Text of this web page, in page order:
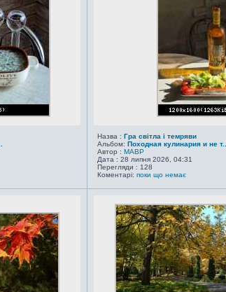
Назва : Гра світла і темряви
Альбом: Походная кулинария и не т...
Автор : MABP
Дата : 28 липня 2026, 04:31
Перегляди : 128
Коментарі: поки що немає